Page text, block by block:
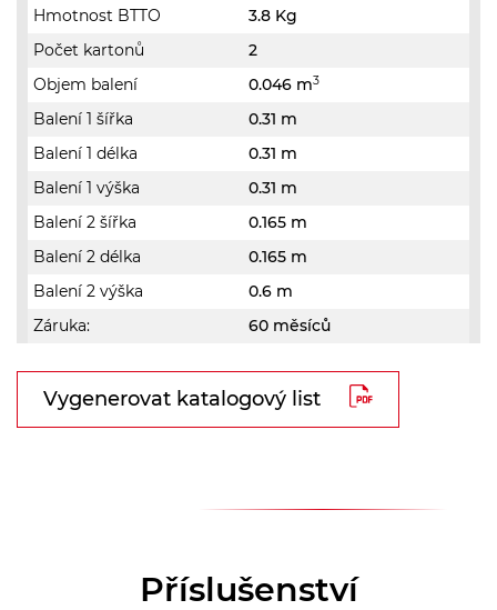
Hmotnost BTTO
3.8 Kg
Počet kartonů
2
Objem balení
0.046 m3
Balení 1 šířka
0.31 m
Balení 1 délka
0.31 m
Balení 1 výška
0.31 m
Balení 2 šířka
0.165 m
Balení 2 délka
0.165 m
Balení 2 výška
0.6 m
Záruka:
60 měsíců
Vygenerovat katalogový list
Příslušenství